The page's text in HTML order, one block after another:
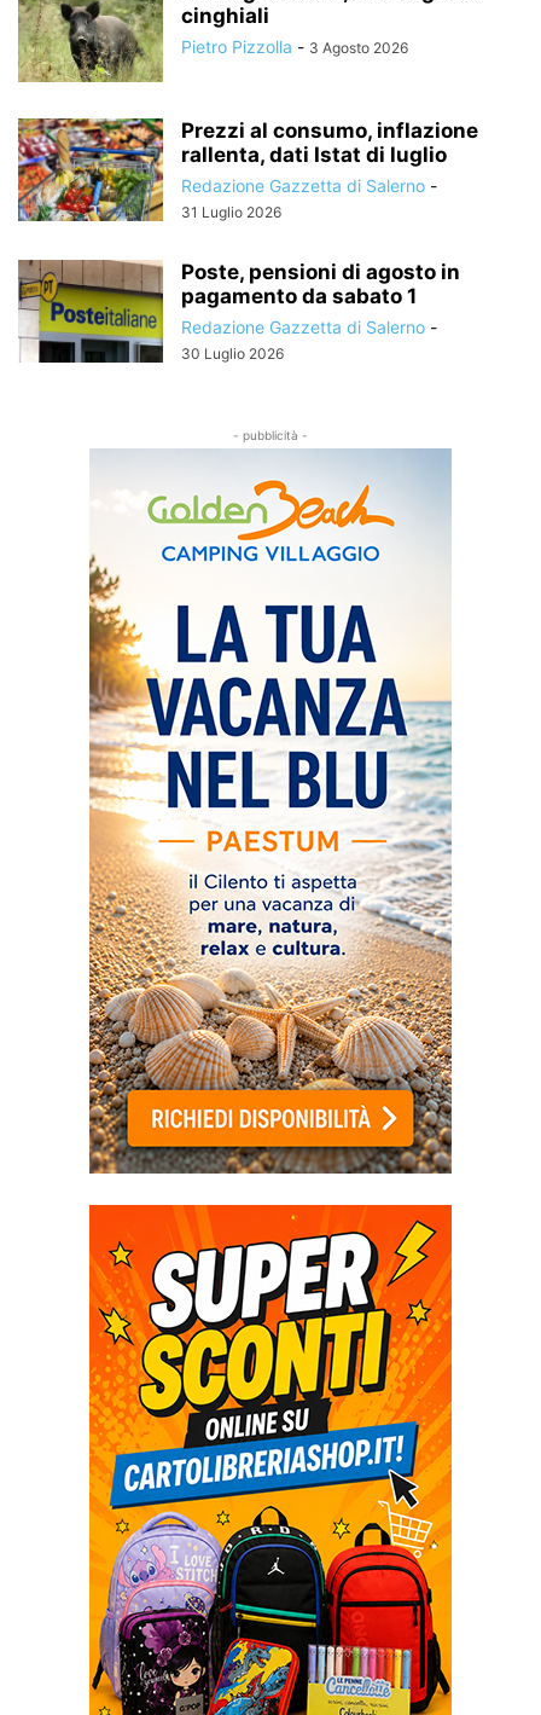
cinghiali
Pietro Pizzolla - 3 Agosto 2026
Prezzi al consumo, inflazione
rallenta, dati Istat di luglio
Redazione Gazzetta di Salerno -
31 Luglio 2026
Poste, pensioni di agosto in
pagamento da sabato 1
Redazione Gazzetta di Salerno -
30 Luglio 2026
- pubblicità -